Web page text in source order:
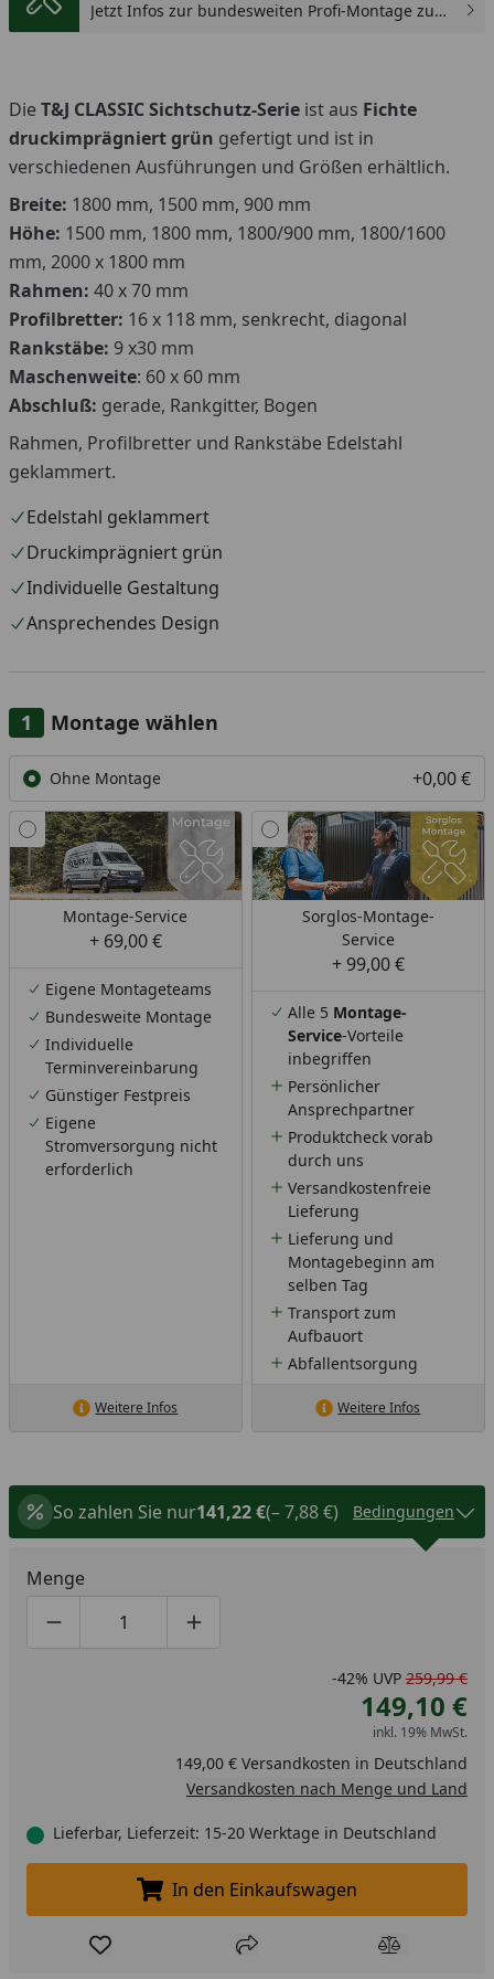
Jetzt Infos zur bundesweiten Profi-Montage zum
Die T&J CLASSIC Sichtschutz-Serie ist aus Fichte
druckimprägniert grün gefertigt und ist in
verschiedenen Ausführungen und Größen erhältlich.
Breite: 1800 mm, 1500 mm, 900 mm
Höhe: 1500 mm, 1800 mm, 1800/900 mm, 1800/1600
mm, 2000 x 1800 mm
Rahmen: 40 x 70 mm
Profilbretter: 16 x 118 mm, senkrecht, diagonal
Rankstäbe: 9 x30 mm
Maschenweite: 60 x 60 mm
Abschluß: gerade, Rankgitter, Bogen
Rahmen, Profilbretter und Rankstäbe Edelstahl
geklammert.
Edelstahl geklammert
Druckimprägniert grün
Individuelle Gestaltung
Ansprechendes Design
Montage wählen
Ohne Montage +0,00 €
Montage-Service
+ 69,00 €
Eigene Montageteams
Bundesweite Montage
Individuelle
Terminvereinbarung
Günstiger Festpreis
Eigene
Stromversorgung nicht
erforderlich
Weitere Infos
Sorglos-Montage-
Service
+ 99,00 €
Alle 5 Montage-
Service-Vorteile
inbegriffen
Persönlicher
Ansprechpartner
Produktcheck vorab
durch uns
Versandkostenfreie
Lieferung
Lieferung und
Montagebeginn am
selben Tag
Transport zum
Aufbauort
Abfallentsorgung
Weitere Infos
So zahlen Sie nur141,22 €(– 7,88 €) Bedingungen
Menge
Produktmenge um eins verringern
Produktmenge manuell eingeben
Produktmenge um eins erhöhen
-42% UVP 259,99 €
149,10 €
inkl. 19% MwSt.
149,00 € Versandkosten in Deutschland
Versandkosten nach Menge und Land
Lieferbar, Lieferzeit: 15-20 Werktage in Deutschland
In den Einkaufswagen legen
In den Einkaufswagen
Produkt zur Wunschliste hinzufügen
Teilen Produkt